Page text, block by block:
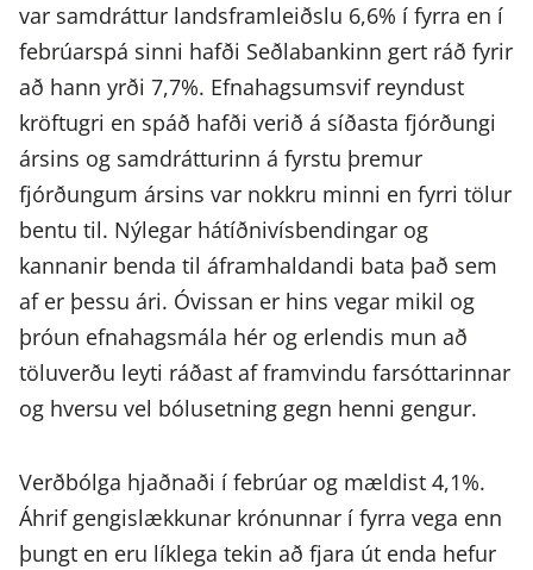
var samdráttur landsframleiðslu 6,6% í fyrra en í
febrúarspá sinni hafði Seðlabankinn gert ráð fyrir
að hann yrði 7,7%. Efnahagsumsvif reyndust
kröftugri en spáð hafði verið á síðasta fjórðungi
ársins og samdrátturinn á fyrstu þremur
fjórðungum ársins var nokkru minni en fyrri tölur
bentu til. Nýlegar hátíðnivísbendingar og
kannanir benda til áframhaldandi bata það sem
af er þessu ári. Óvissan er hins vegar mikil og
þróun efnahagsmála hér og erlendis mun að
töluverðu leyti ráðast af framvindu farsóttarinnar
og hversu vel bólusetning gegn henni gengur.
Verðbólga hjaðnaði í febrúar og mældist 4,1%.
Áhrif gengislækkunar krónunnar í fyrra vega enn
þungt en eru líklega tekin að fjara út enda hefur